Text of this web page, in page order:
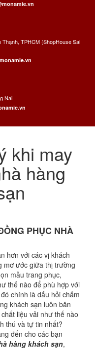
TPHCM (ShopHouse Sai
Nai
khi may
hàng
PHỤC NHÀ
hơn với các vị khách
mơ ước giữa thị trường
mẫu trang phục,
thế nào để phù hợp với
chính là dấu hỏi chấm
khách sạn luôn băn
liệu vải như thế nào
thú và tự tin nhất?
đến cho các bạn
hàng khách sạn,